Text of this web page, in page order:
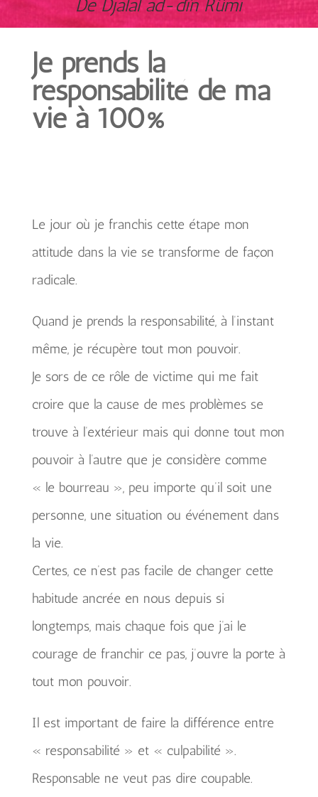
De Djalal ad-dîn Rûmi
Je prends la
responsabilité de ma
vie à 100%
Le jour où je franchis cette étape mon
attitude dans la vie se transforme de façon
radicale.
Quand je prends la responsabilité, à l’instant
même, je récupère tout mon pouvoir.
Je sors de ce rôle de victime qui me fait
croire que la cause de mes problèmes se
trouve à l’extérieur mais qui donne tout mon
pouvoir à l’autre que je considère comme
« le bourreau », peu importe qu’il soit une
personne, une situation ou événement dans
la vie.
Certes, ce n’est pas facile de changer cette
habitude ancrée en nous depuis si
longtemps, mais chaque fois que j’ai le
courage de franchir ce pas, j’ouvre la porte à
tout mon pouvoir.
Il est important de faire la différence entre
« responsabilité » et « culpabilité ».
Responsable ne veut pas dire coupable.